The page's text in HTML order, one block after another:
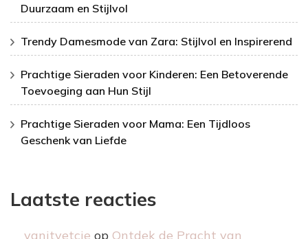
Duurzaam en Stijlvol
Trendy Damesmode van Zara: Stijlvol en Inspirerend
Prachtige Sieraden voor Kinderen: Een Betoverende
Toevoeging aan Hun Stijl
Prachtige Sieraden voor Mama: Een Tijdloos
Geschenk van Liefde
Laatste reacties
vanityetcie op Ontdek de Pracht van